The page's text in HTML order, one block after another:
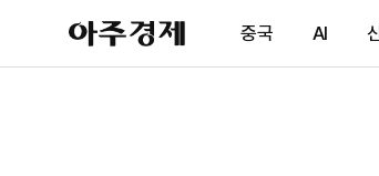
아
주
제
중국 AI